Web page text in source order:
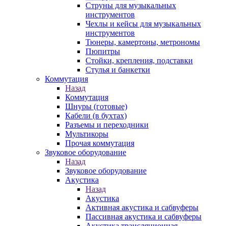
Струны для музыкальных
инструментов
Чехлы и кейсы для музыкальных
инструментов
Тюнеры, камертоны, метрономы
Пюпитры
Стойки, крепления, подставки
Стулья и банкетки
Коммутация
Назад
Коммутация
Шнуры (готовые)
Кабели (в бухтах)
Разъемы и переходники
Мультикоры
Прочая коммутация
Звуковое оборудование
Назад
Звуковое оборудование
Акустика
Назад
Акустика
Активная акустика и сабвуферы
Пассивная акустика и сабвуферы